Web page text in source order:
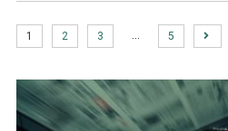
1 2 3 5